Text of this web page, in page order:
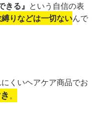
きる』 という自信の表
りなどは一切ないんで
くいヘアケア商品でお
。